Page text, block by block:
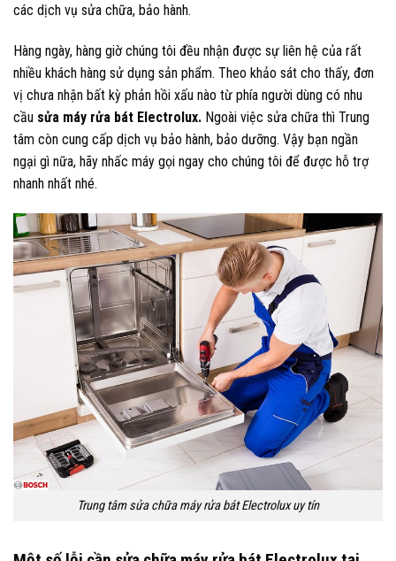
các dịch vụ sửa chữa, bảo hành.
Hàng ngày, hàng giờ chúng tôi đều nhận được sự liên hệ của rất
nhiều khách hàng sử dụng sản phẩm. Theo khảo sát cho thấy, đơn
vị chưa nhận bất kỳ phản hồi xấu nào từ phía người dùng có nhu
cầu sửa máy rửa bát Electrolux. Ngoài việc sửa chữa thì Trung
tâm còn cung cấp dịch vụ bảo hành, bảo dưỡng. Vậy bạn ngần
ngại gì nữa, hãy nhấc máy gọi ngay cho chúng tôi để được hỗ trợ
nhanh nhất nhé.
Trung tâm sửa chữa máy rửa bát Electrolux uy tín